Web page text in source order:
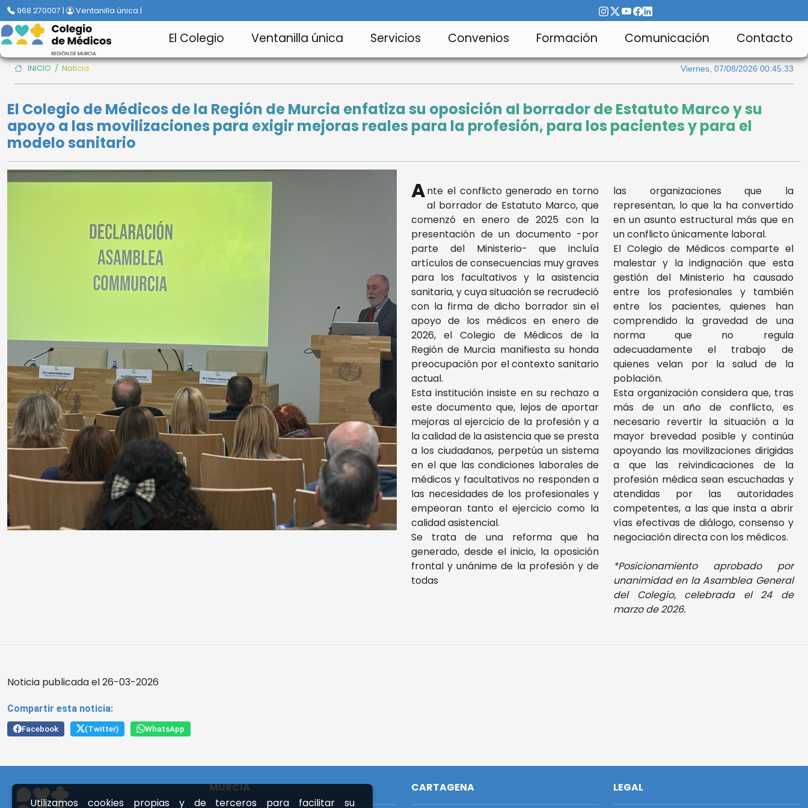
Utilizamos cookies propias y de terceros para facilitar su
968 270007 | Ventanilla única |
El Colegio Ventanilla única Servicios Convenios Formación Comunicación Contacto
INICIO / Noticia Viernes, 07/08/2026 00:45:33
El Colegio de Médicos de la Región de Murcia enfatiza su oposición al borrador de Estatuto Marco y su
apoyo a las movilizaciones para exigir mejoras reales para la profesión, para los pacientes y para el
modelo sanitario
Ante el conflicto generado en torno
al borrador de Estatuto Marco, que
comenzó en enero de 2025 con la
presentación de un documento -por
parte del Ministerio- que incluía
artículos de consecuencias muy graves
para los facultativos y la asistencia
sanitaria, y cuya situación se recrudeció
con la firma de dicho borrador sin el
apoyo de los médicos en enero de
2026, el Colegio de Médicos de la
Región de Murcia manifiesta su honda
preocupación por el contexto sanitario
actual.
Esta institución insiste en su rechazo a
este documento que, lejos de aportar
mejoras al ejercicio de la profesión y a
la calidad de la asistencia que se presta
a los ciudadanos, perpetúa un sistema
en el que las condiciones laborales de
médicos y facultativos no responden a
las necesidades de los profesionales y
empeoran tanto el ejercicio como la
calidad asistencial.
Se trata de una reforma que ha
generado, desde el inicio, la oposición
frontal y unánime de la profesión y de
todas
las organizaciones que la
representan, lo que la ha convertido
en un asunto estructural más que en
un conflicto únicamente laboral.
El Colegio de Médicos comparte el
malestar y la indignación que esta
gestión del Ministerio ha causado
entre los profesionales y también
entre los pacientes, quienes han
comprendido la gravedad de una
norma que no regula
adecuadamente el trabajo de
quienes velan por la salud de la
población.
Esta organización considera que, tras
más de un año de conflicto, es
necesario revertir la situación a la
mayor brevedad posible y continúa
apoyando las movilizaciones dirigidas
a que las reivindicaciones de la
profesión médica sean escuchadas y
atendidas por las autoridades
competentes, a las que insta a abrir
vías efectivas de diálogo, consenso y
negociación directa con los médicos.
*Posicionamiento aprobado por
unanimidad en la Asamblea General
del Colegio, celebrada el 24 de
marzo de 2026.
Noticia publicada el 26-03-2026
Compartir esta noticia:
Facebook (Twitter) WhatsApp
MURCIA CARTAGENA LEGAL